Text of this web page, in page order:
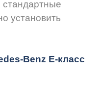
установить
Benz E-класс